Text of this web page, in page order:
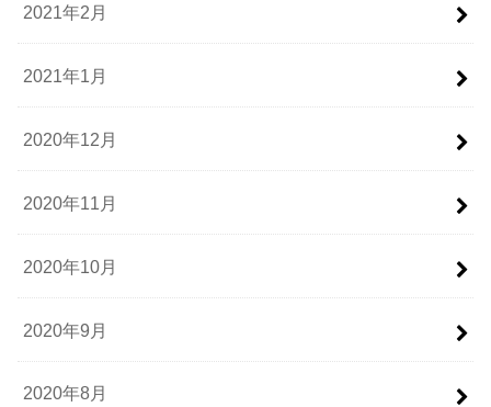
2021年2月
2021年1月
2020年12月
2020年11月
2020年10月
2020年9月
2020年8月